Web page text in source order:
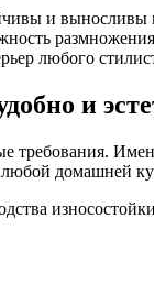
и
любого
и
любой домашней